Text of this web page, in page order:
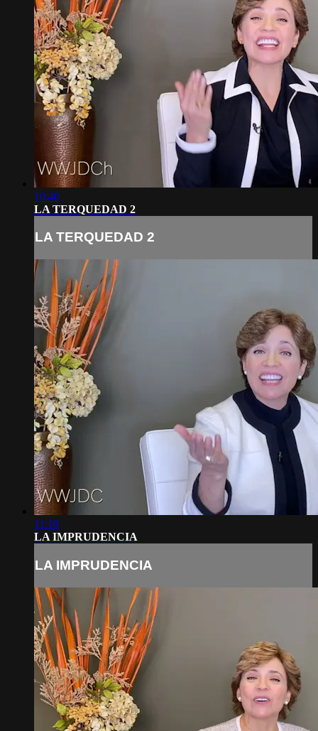
10:40
LA TERQUEDAD 2
LA TERQUEDAD 2
11:10
LA IMPRUDENCIA
LA IMPRUDENCIA